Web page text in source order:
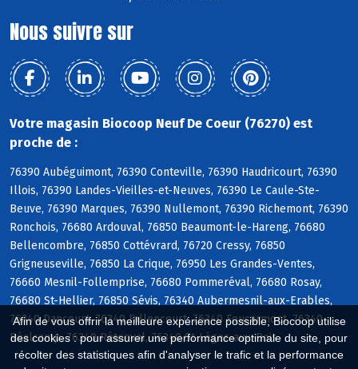
Afin de vous offrir la meilleure expérience possible, Biocoop utilise
des cookies : pour assurer une performance optimale du site, pour
récolter des statistiques afin d'analyser le trafic et la performance
Nous suivre sur
Votre magasin Biocoop Neuf De Coeur (76270) est
proche de :
76390 Aubéguimont, 76390 Conteville, 76390 Haudricourt, 76390
Illois, 76390 Landes-Vieilles-et-Neuves, 76390 Le Caule-Ste-
Beuve, 76390 Marques, 76390 Nullemont, 76390 Richemont, 76390
Ronchois, 76680 Ardouval, 76850 Beaumont-le-Hareng, 76680
Bellencombre, 76850 Cottévrard, 76720 Cressy, 76850
Grigneuseville, 76850 La Crique, 76950 Les Grandes-Ventes,
76660 Mesnil-Follemprise, 76680 Pommeréval, 76680 Rosay,
76680 St-Hellier, 76850 Sévis, 76340 Aubermesnil-aux-Erables,
76340 Dancourt, 76340 Fallencourt, 76340 Foucarmont, 76340
Réalcamp, 76340 Rétonval, 76340 St-Léger-aux-Bois